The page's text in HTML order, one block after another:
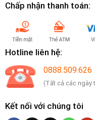
Chấp nhận thanh toán:
Hotline liên hệ:
0888.509.626
(Tất cả các ngày
Kết nối với chúng tôi